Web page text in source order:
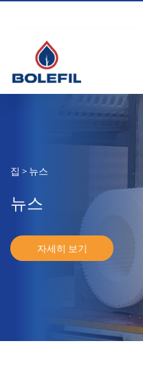
집 > 뉴스
뉴스
자세히 보기